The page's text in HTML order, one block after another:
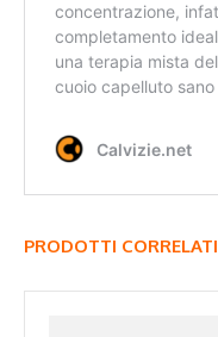
PRODOTTI CORRELATI